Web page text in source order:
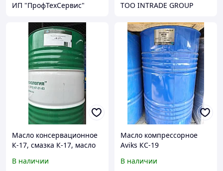
ИП "ПрофТехСервис" ТОО INTRADE GROUP
Масло консервационное
К-17, смазка К-17, масло
назначения
В наличии
Масло компрессорное
Aviks КС-19
В наличии